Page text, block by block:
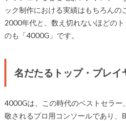
ック制作における実績はもちろんの
2000年代と、数え切れないほどの
のも「4000G」です。
名だたるトップ・プレイ
4000Gは、この時代のベストセラー
敬されるプロ用コンソールであり、